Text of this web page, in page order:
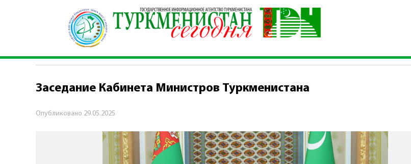
\ Политика \ Заседание Кабинета Министров Туркменистана
ПОЛИТИКА
Заседание Кабинета Министров Туркменистана
Опубликовано 29.05.2025